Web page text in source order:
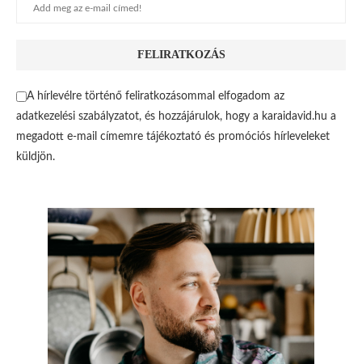
A hírlevélre történő feliratkozásommal elfogadom az
adatkezelési szabályzatot, és hozzájárulok, hogy a karaidavid.hu a
megadott e-mail címemre tájékoztató és promóciós hírleveleket
küldjön.